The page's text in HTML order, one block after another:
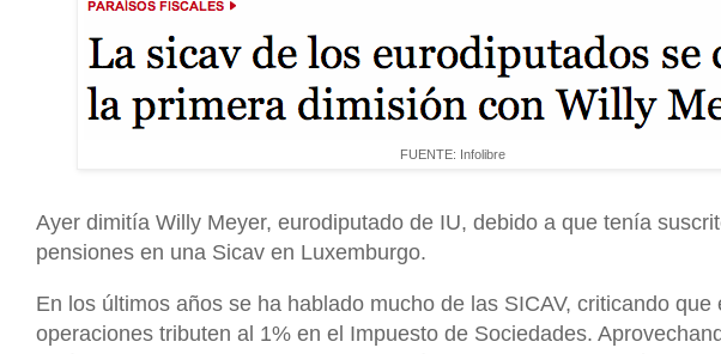
FUENTE: Infolibre
Ayer dimitía Willy Meyer, eurodiputado de IU, debido a que tenía
pensiones en una Sicav en Luxemburgo.
En los últimos años se ha hablado mucho de las SICAV, criticando que
operaciones tributen al 1% en el Impuesto de Sociedades.